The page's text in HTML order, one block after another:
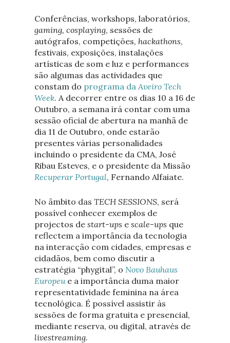
Conferências, workshops, laboratórios,
gaming, cosplaying, sessões de
autógrafos, competições, hackathons,
festivais, exposições, instalações
artísticas de som e luz e performances
são algumas das actividades que
constam do programa da Aveiro Tech
Week. A decorrer entre os dias 10 a 16 de
Outubro, a semana irá contar com uma
sessão oficial de abertura na manhã de
dia 11 de Outubro, onde estarão
presentes várias personalidades
incluindo o presidente da CMA, José
Ribau Esteves, e o presidente da Missão
Recuperar Portugal, Fernando Alfaiate.
No âmbito das TECH SESSIONS, será
possível conhecer exemplos de
projectos de start-ups e scale-ups que
reflectem a importância da tecnologia
na interacção com cidades, empresas e
cidadãos, bem como discutir a
estratégia “phygital”, o Novo Bauhaus
Europeue a importância duma maior
representatividade feminina na área
tecnológica. É possível assistir às
sessões de forma gratuita e presencial,
mediante reserva, ou digital, através de
livestreaming.